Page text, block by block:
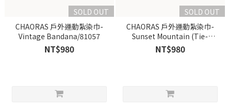
SOLD OUT
CHAORAS 戶外運動紮染巾-
Vintage Bandana/81057
NT$980
SOLD OUT
CHAORAS 戶外運動紮染巾-
Sunset Mountain (Tie-
Dye)/81054
NT$980